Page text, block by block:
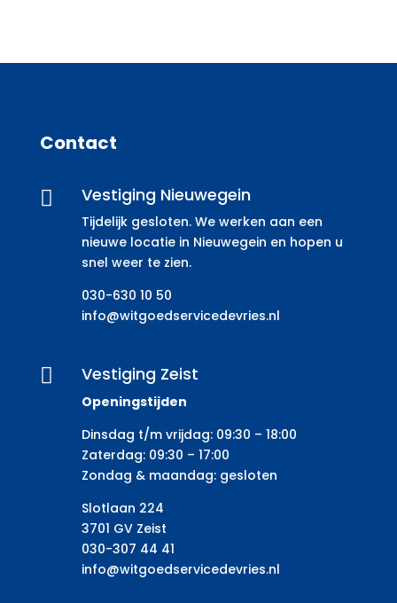
Contact
 Vestiging Nieuwegein
Tijdelijk gesloten. We werken aan een
nieuwe locatie in Nieuwegein en hopen u
snel weer te zien.
030-630 10 50
info@witgoedservicedevries.nl
 Vestiging Zeist
Openingstijden
Dinsdag t/m vrijdag: 09:30 – 18:00
Zaterdag: 09:30 – 17:00
Zondag & maandag: gesloten
Slotlaan 224
3701 GV Zeist
030-307 44 41
info@witgoedservicedevries.nl